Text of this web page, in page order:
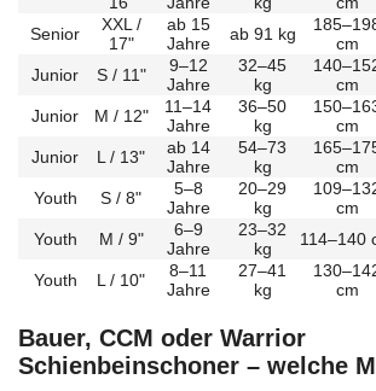
Senior
XXL /
17"
ab 15
Jahre
ab 91 kg
cm
Junior S / 11"
9–12
Jahre
32–45
kg
cm
Junior M / 12"
11–14
Jahre
36–50
kg
cm
Junior L / 13"
ab 14
Jahre
54–73
kg
cm
Youth S / 8"
5–8
Jahre
20–29
kg
cm
Youth M / 9"
6–9
Jahre
23–32
kg
114–140
Youth L / 10"
8–11
Jahre
27–41
kg
cm
Bauer, CCM oder Warrior
Schienbeinschoner – welche